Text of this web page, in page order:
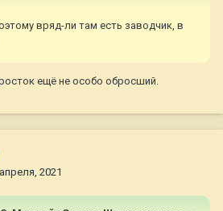
вряд-ли там есть заводчик, в
ещё не особо обросший.
2021